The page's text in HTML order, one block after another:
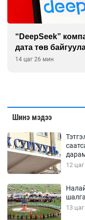
“DeepSeek”
дата төв
14 цаг 26 мин
Шинэ мэдээ
12
13